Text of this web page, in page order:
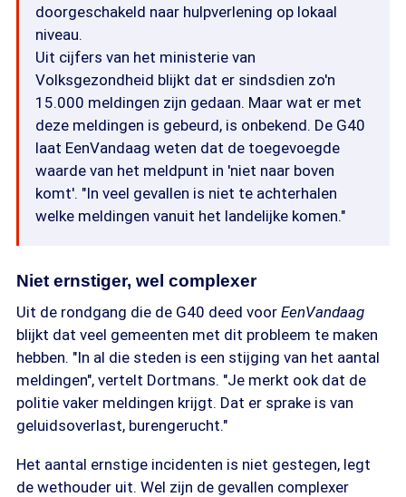
doorgeschakeld naar hulpverlening op lokaal
niveau.
Uit cijfers van het ministerie van
Volksgezondheid blijkt dat er sindsdien zo'n
15.000 meldingen zijn gedaan. Maar wat er met
deze meldingen is gebeurd, is onbekend. De G40
laat EenVandaag weten dat de toegevoegde
waarde van het meldpunt in 'niet naar boven
komt'. "In veel gevallen is niet te achterhalen
welke meldingen vanuit het landelijke komen."
Niet ernstiger, wel complexer
Uit de rondgang die de G40 deed voor EenVandaag
blijkt dat veel gemeenten met dit probleem te maken
hebben. "In al die steden is een stijging van het aantal
meldingen", vertelt Dortmans. "Je merkt ook dat de
politie vaker meldingen krijgt. Dat er sprake is van
geluidsoverlast, burengerucht."
Het aantal ernstige incidenten is niet gestegen, legt
de wethouder uit. Wel zijn de gevallen complexer